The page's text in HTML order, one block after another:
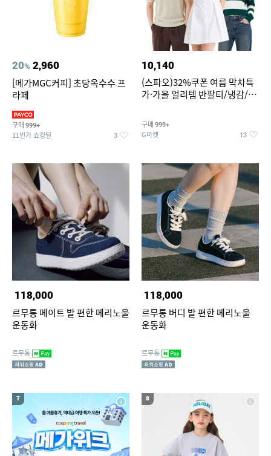
20% 2,960
[메가MGC커피] 초당옥수수 프
라페
구매 999+
11번가 쇼킹딜 3
10,140
(스파오)32%쿠폰 여름 막차특
가·가을 얼리템 반팔티/냉감/반
건 외 ~74%OFF
구매 999+
G마켓 13
118,000
르무통 메이트 발 편한 메리노울
운동화
르무통
118,000
르무통 버디 발 편한 메리노울
운동화
르무통
7 8